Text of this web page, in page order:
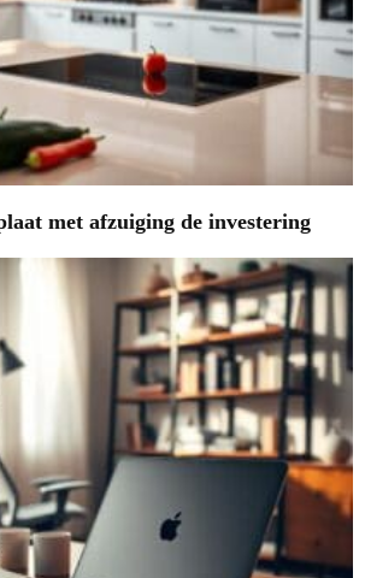
met afzuiging de investering